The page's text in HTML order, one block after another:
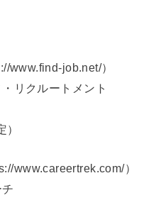
www.find-job.net/）
リクルートメント
www.careertrek.com/）